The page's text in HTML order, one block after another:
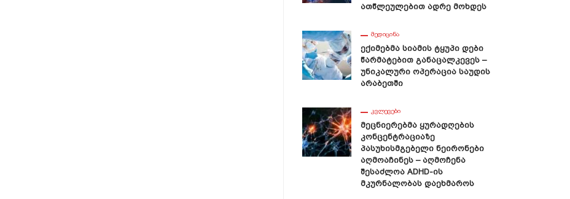
Ათწლეულებით Ადრე Მოხდეს
ᲛᲔᲓᲘᲪᲘᲜᲐ
Ექიმებმა Სიამის Ტყუპი Დები
Წარმატებით Განაცალკევეს –
Უნიკალური Ოპერაცია Საუდის
Არაბეთში
ᲙᲕᲚᲔᲕᲔᲑᲘ
Მეცნიერებმა Ყურადღების
Კონცენტრაციაზე
Პასუხისმგებელი Ნეირონები
Აღმოაჩინეს – Აღმოჩენა
Შესაძლოა ADHD-Ის
Მკურნალობას Დაეხმაროს